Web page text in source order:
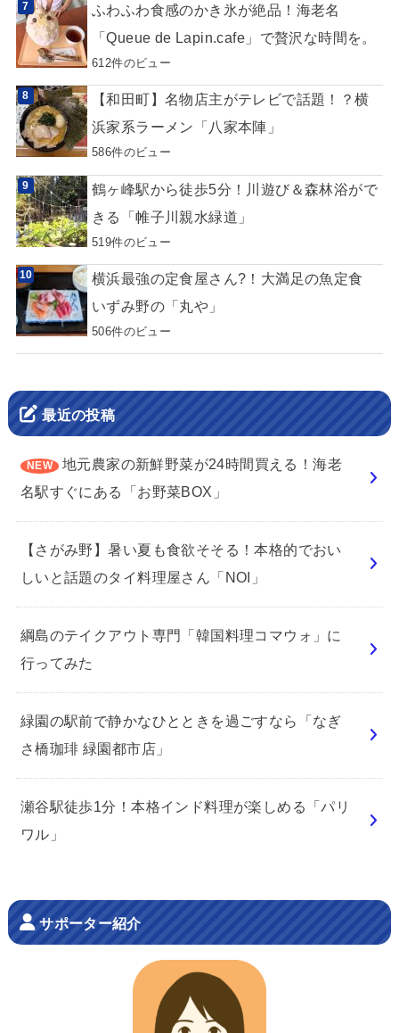
ふわふわ食感のかき氷が絶品！海老名
「Queue de Lapin.cafe」で贅沢な時間を。
612件のビュー
【和田町】名物店主がテレビで話題！？横
浜家系ラーメン「八家本陣」
586件のビュー
鶴ヶ峰駅から徒歩5分！川遊び＆森林浴がで
きる「帷子川親水緑道」
519件のビュー
横浜最強の定食屋さん?！大満足の魚定食
いずみ野の「丸や」
506件のビュー
最近の投稿
地元農家の新鮮野菜が24時間買える！海老
名駅すぐにある「お野菜BOX」
【さがみ野】暑い夏も食欲そそる！本格的でおい
しいと話題のタイ料理屋さん「NOI」
綱島のテイクアウト専門「韓国料理コマウォ」に
行ってみた
緑園の駅前で静かなひとときを過ごすなら「なぎ
さ橋珈琲 緑園都市店」
瀬谷駅徒歩1分！本格インド料理が楽しめる「パリ
ワル」
サポーター紹介